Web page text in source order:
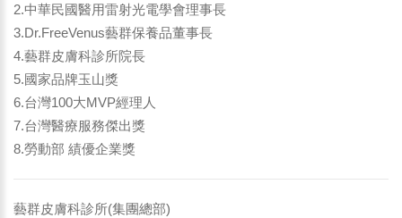
2.中華民國醫用雷射光電學會理事長
3.Dr.FreeVenus藝群保養品董事長
4.藝群皮膚科診所院長
5.國家品牌玉山獎
6.台灣100大MVP經理人
7.台灣醫療服務傑出獎
8.勞動部 績優企業獎
藝群皮膚科診所(集團總部)